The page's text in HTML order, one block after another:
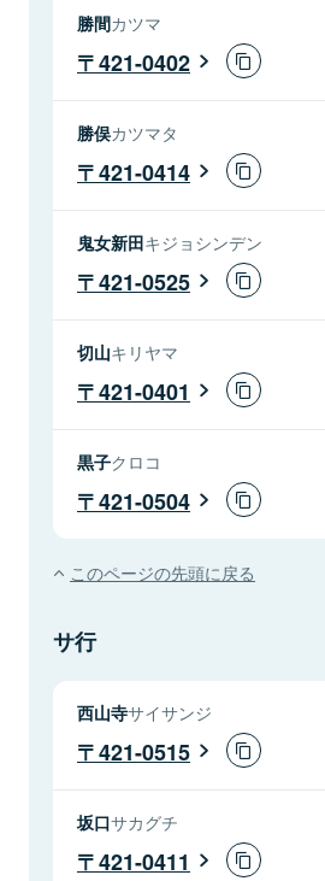
勝間カツマ
421-0402
勝俣カツマタ
421-0414
鬼女新田キジョシンデン
421-0525
切山キリヤマ
421-0401
黒子クロコ
421-0504
このページの先頭に戻る
サ行
西山寺サイサンジ
421-0515
坂口サカグチ
421-0411